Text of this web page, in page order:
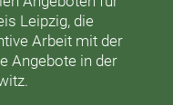
Leipzig, die
Arbeit mit der
Angebote in der